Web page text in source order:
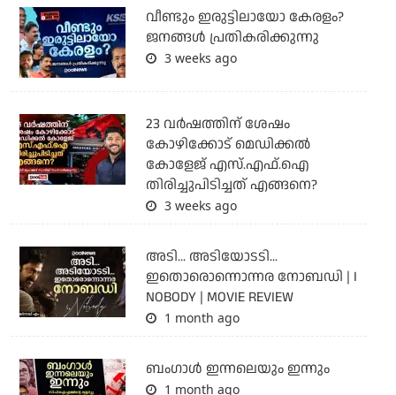
വീണ്ടും ഇരുട്ടിലായോ കേരളം?
ജനങ്ങൾ പ്രതികരിക്കുന്നു
3 weeks ago
23 വർഷത്തിന് ശേഷം
കോഴിക്കോട് മെഡിക്കൽ
കോളേജ് എസ്.എഫ്.ഐ
തിരിച്ചുപിടിച്ചത് എങ്ങനെ?
3 weeks ago
അടി... അടിയോടടി...
ഇതൊരൊന്നൊന്നര നോബഡി | I
NOBODY | MOVIE REVIEW
1 month ago
ബംഗാള്‍ ഇന്നലെയും ഇന്നും
1 month ago